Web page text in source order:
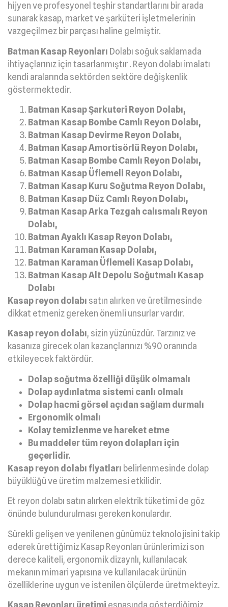
hijyen ve profesyonel teşhir standartlarını bir arada
sunarak kasap, market ve şarküteri işletmelerinin
vazgeçilmez bir parçası haline gelmiştir.
Batman Kasap Reyonları Dolabı soğuk saklamada
ihtiyaçlarınız için tasarlanmıştır . Reyon dolabı imalatı
kendi aralarında sektörden sektöre değişkenlik
göstermektedir.
Batman Kasap Şarkuteri Reyon Dolabı,
Batman Kasap Bombe Camlı Reyon Dolabı,
Batman Kasap Devirme Reyon Dolabı,
Batman Kasap Amortisörlü Reyon Dolabı,
Batman Kasap Bombe Camlı Reyon Dolabı,
Batman Kasap Üflemeli Reyon Dolabı,
Batman Kasap Kuru Soğutma Reyon Dolabı,
Batman Kasap Düz Camlı Reyon Dolabı,
Batman Kasap Arka Tezgah calısmalı Reyon
Dolabı,
Batman Ayaklı Kasap Reyon Dolabı,
Batman Karaman Kasap Dolabı,
Batman Karaman Üflemeli Kasap Dolabı,
Batman Kasap Alt Depolu Soğutmalı Kasap
Dolabı
Kasap reyon dolabı satın alırken ve üretilmesinde
dikkat etmeniz gereken önemli unsurlar vardır.
Kasap reyon dolabı, sizin yüzünüzdür. Tarzınız ve
kasanıza girecek olan kazançlarınızı %90 oranında
etkileyecek faktördür.
Dolap soğutma özelliği düşük olmamalı
Dolap aydınlatma sistemi canlı olmalı
Dolap hacmi görsel açıdan sağlam durmalı
Ergonomik olmalı
Kolay temizlenme ve hareket etme
Bu maddeler tüm reyon dolapları için
geçerlidir.
Kasap reyon dolabı fiyatları belirlenmesinde dolap
büyüklüğü ve üretim malzemesi etkilidir.
Et reyon dolabı satın alırken elektrik tüketimi de göz
önünde bulundurulması gereken konulardır.
Sürekli gelişen ve yenilenen günümüz teknolojisini takip
ederek ürettiğimiz Kasap Reyonları ürünlerimizi son
derece kaliteli, ergonomik dizaynlı, kullanılacak
mekanın mimari yapısına ve kullanılacak ürünün
özelliklerine uygun ve istenilen ölçülerde üretmekteyiz.
Kasap Reyonları üretimi esnasında gösterdiğimiz